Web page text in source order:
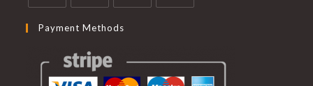
Payment Methods